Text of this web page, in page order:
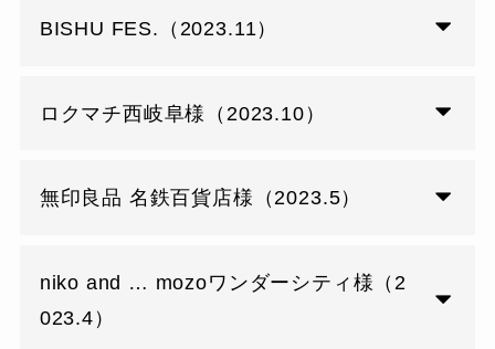
BISHU FES.（2023.11）
ロクマチ西岐阜様（2023.10）
無印良品 名鉄百貨店様（2023.5）
niko and … mozoワンダーシティ様（2
023.4）